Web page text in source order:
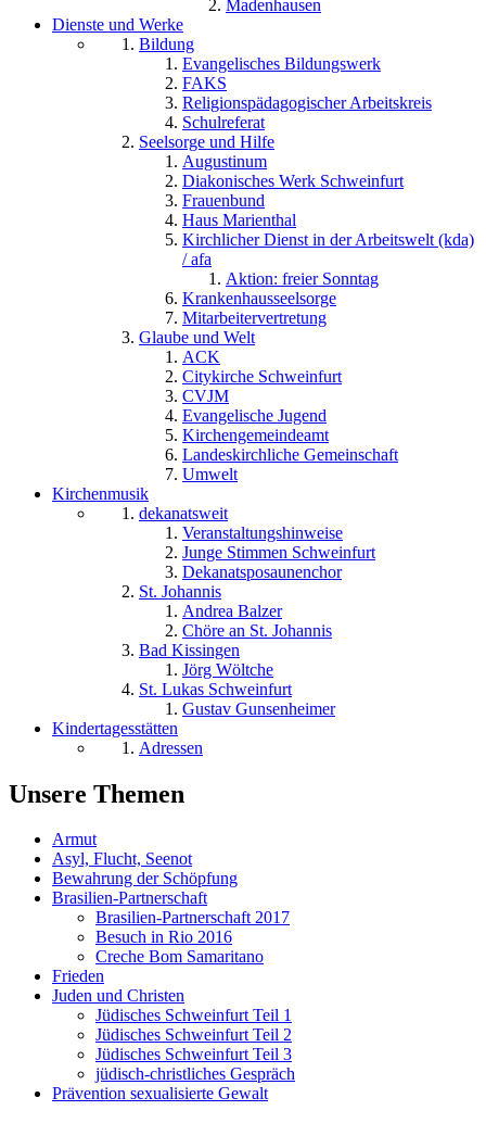
Madenhausen
Dienste und Werke
Bildung
Evangelisches Bildungswerk
FAKS
Religionspädagogischer Arbeitskreis
Schulreferat
Seelsorge und Hilfe
Augustinum
Diakonisches Werk Schweinfurt
Frauenbund
Haus Marienthal
Kirchlicher Dienst in der Arbeitswelt (kda)
/ afa
Aktion: freier Sonntag
Krankenhausseelsorge
Mitarbeitervertretung
Glaube und Welt
ACK
Citykirche Schweinfurt
CVJM
Evangelische Jugend
Kirchengemeindeamt
Landeskirchliche Gemeinschaft
Umwelt
Kirchenmusik
dekanatsweit
Veranstaltungshinweise
Junge Stimmen Schweinfurt
Dekanatsposaunenchor
St. Johannis
Andrea Balzer
Chöre an St. Johannis
Bad Kissingen
Jörg Wöltche
St. Lukas Schweinfurt
Gustav Gunsenheimer
Kindertagesstätten
Adressen
Unsere Themen
Armut
Asyl, Flucht, Seenot
Bewahrung der Schöpfung
Brasilien-Partnerschaft
Brasilien-Partnerschaft 2017
Besuch in Rio 2016
Creche Bom Samaritano
Frieden
Juden und Christen
Jüdisches Schweinfurt Teil 1
Jüdisches Schweinfurt Teil 2
Jüdisches Schweinfurt Teil 3
jüdisch-christliches Gespräch
Prävention sexualisierte Gewalt